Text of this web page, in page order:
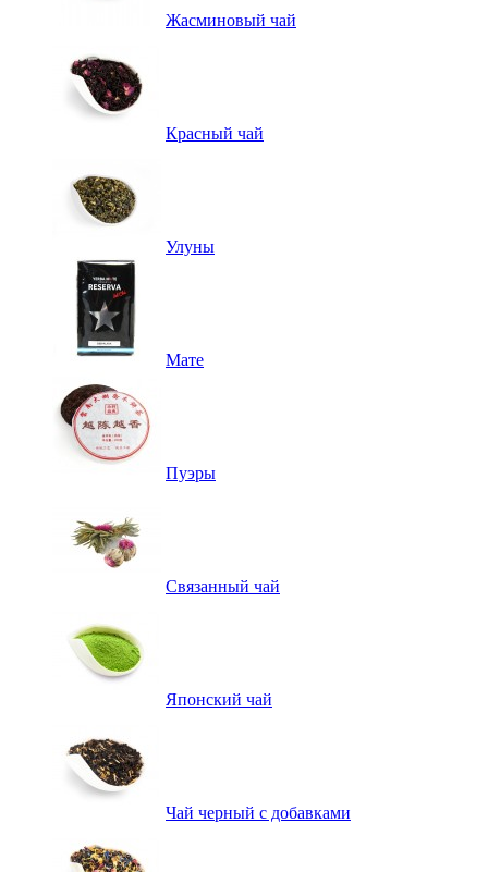
Жасминовый чай
Красный чай
Улуны
Мате
Пуэры
Связанный чай
Японский чай
Чай черный с добавками